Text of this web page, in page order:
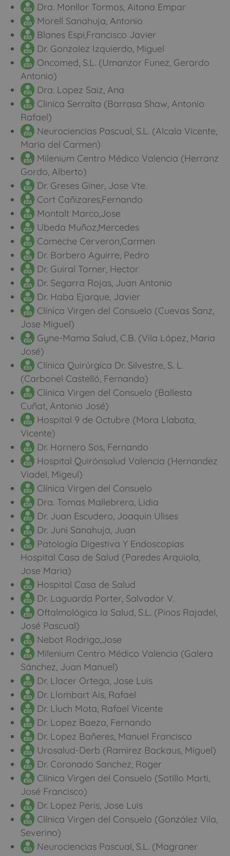
Dra. Monllor Tormos, Aitana Empar
Morell Sanahuja, Antonio
Blanes Espi,Francisco Javier
Dr. Gonzalez Izquierdo, Miguel
Oncomed, S.L. (Umanzor Funez, Gerardo
Antonio)
Dra. Lopez Saiz, Ana
Clinica Serralta (Barrasa Shaw, Antonio
Rafael)
Neurociencias Pascual, S.L. (Alcala Vicente,
Maria del Carmen)
Milenium Centro Médico Valencia (Herranz
Gordo, Alberto)
Dr. Greses Giner, Jose Vte.
Cort Cañizares,Fernando
Montalt Marco,Jose
Ubeda Muñoz,Mercedes
Comeche Cerveron,Carmen
Dr. Barbero Aguirre, Pedro
Dr. Guiral Torner, Hector
Dr. Segarra Rojas, Juan Antonio
Dr. Haba Ejarque, Javier
Clínica Virgen del Consuelo (Cuevas Sanz,
Jose Miguel)
Gyne-Mama Salud, C.B. (Vila López, Maria
José)
Clínica Quirúrgica Dr. Silvestre, S. L.
(Carbonel Castelló, Fernando)
Clínica Virgen del Consuelo (Ballesta
Cuñat, Antonio José)
Hospital 9 de Octubre (Mora Llabata,
Vicente)
Dr. Hornero Sos, Fernando
Hospital Quirónsalud Valencia (Hernandez
Viadel, Migeul)
Clínica Virgen del Consuelo
Dra. Tomas Mallebrera, Lidia
Dr. Juan Escudero, Joaquin Ulises
Dr. Juni Sanahuja, Juan
Patología Digestiva Y Endoscopias
Hospital Casa de Salud (Paredes Arquiola,
Jose Maria)
Hospital Casa de Salud
Dr. Laguarda Porter, Salvador V.
Oftalmológica la Salud, S.L. (Pinos Rajadel,
José Pascual)
Nebot Rodrigo,Jose
Milenium Centro Médico Valencia (Galera
Sánchez, Juan Manuel)
Dr. Llacer Ortega, Jose Luis
Dr. Llombart Ais, Rafael
Dr. Lluch Mota, Rafael Vicente
Dr. Lopez Baeza, Fernando
Dr. Lopez Bañeres, Manuel Francisco
Urosalud-Derb (Ramirez Backaus, Miguel)
Dr. Coronado Sanchez, Roger
Clínica Virgen del Consuelo (Sotillo Martí,
José Francisco)
Dr. Lopez Peris, Jose Luis
Clínica Virgen del Consuelo (González Vila,
Severino)
Neurociencias Pascual, S.L. (Magraner